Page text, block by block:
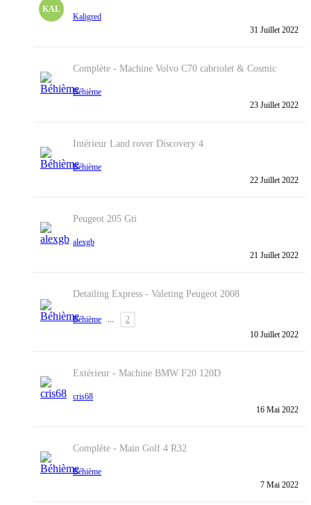
KAL
Kaligred
31 Juillet 2022
Complète - Machine Volvo C70 cabriolet & Cosmic
Béhième
23 Juillet 2022
Intérieur Land rover Discovery 4
Béhième
22 Juillet 2022
Peugeot 205 Gti
alexgb
21 Juillet 2022
Detailing Express - Valeting Peugeot 2008
Béhième ...
2
10 Juillet 2022
Extérieur - Machine BMW F20 120D
cris68
16 Mai 2022
Complète - Main Golf 4 R32
Béhième
7 Mai 2022